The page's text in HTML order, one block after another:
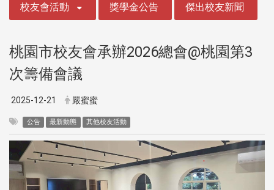
校友會活動 獎學金公告 傑出校友新聞
桃園市校友會承辦2026總會@桃園第3
次籌備會議
2025-12-21 嚴蜜蜜
公告 最新動態 其他校友活動